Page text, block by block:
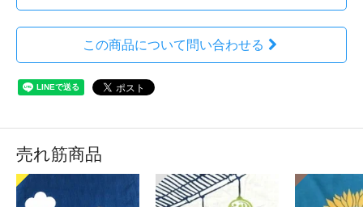
この商品について問い合わせる
売れ筋商品